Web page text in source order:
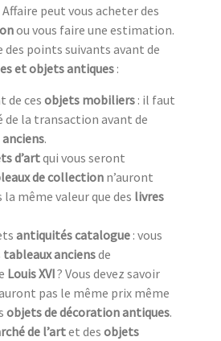
Affaire peut vous acheter des
ou vous faire une estimation.
points suivants avant de
et objets antiques :
de ces objets mobiliers : il faut
de la transaction avant de
.
d’artqui vous seront
de collection n’auront
même valeur que des livres
antiquités catalogue : vous
tableaux anciensde
Louis XVI? Vous devez savoir
pas le même prix même
objets de décoration antiques.
de l’artet des objets